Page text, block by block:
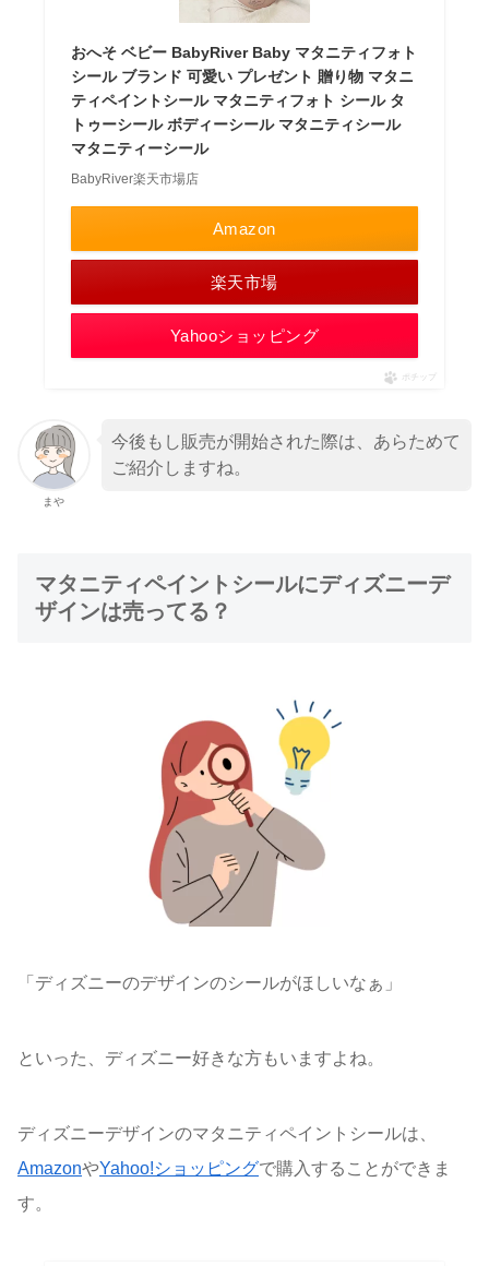
おへそ ベビー BabyRiver Baby マタニティフォト
シール ブランド 可愛い プレゼント 贈り物 マタニ
ティペイントシール マタニティフォト シール タ
トゥーシール ボディーシール マタニティシール
マタニティーシール
BabyRiver楽天市場店
Amazon
楽天市場
Yahooショッピング
ポチップ
まや
今後もし販売が開始された際は、あらためて
ご紹介しますね。
マタニティペイントシールにディズニーデ
ザインは売ってる？
「ディズニーのデザインのシールがほしいなぁ」
といった、ディズニー好きな方もいますよね。
ディズニーデザインのマタニティペイントシールは、
AmazonやYahoo!ショッピングで購入することができま
す。